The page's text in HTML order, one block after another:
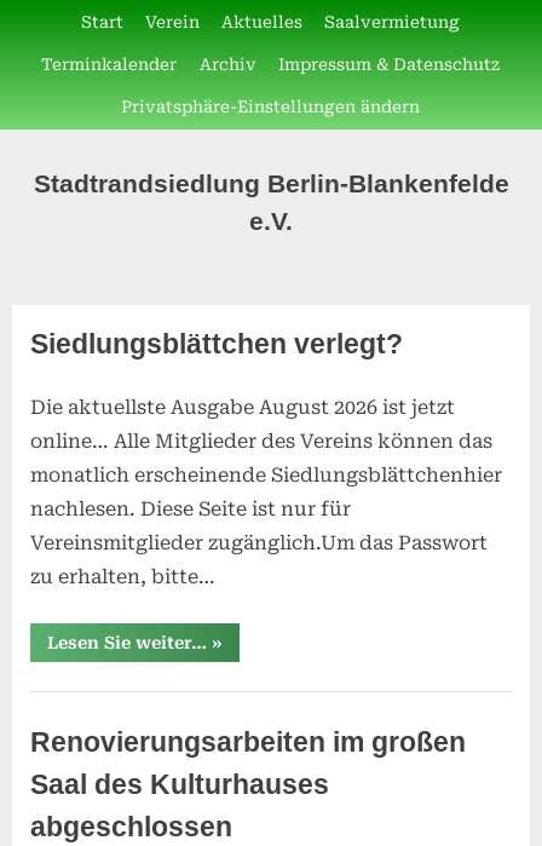
Start Verein Aktuelles Saalvermietung
Terminkalender Archiv Impressum & Datenschutz
Privatsphäre-Einstellungen ändern
Stadtrandsiedlung Berlin-Blankenfelde
e.V.
Autor:
SReisner
Siedlungsblättchen verlegt?
Posted
on
3.
August
2026
By
SReisner
Die aktuellste Ausgabe August 2026 ist jetzt
online… Alle Mitglieder des Vereins können das
monatlich erscheinende Siedlungsblättchenhier
nachlesen. Diese Seite ist nur für
Vereinsmitglieder zugänglich.Um das Passwort
zu erhalten, bitte…
Lesen Sie weiter… “Siedlungsblättchen
verlegt?”
»
Renovierungsarbeiten im großen
Saal des Kulturhauses
abgeschlossen